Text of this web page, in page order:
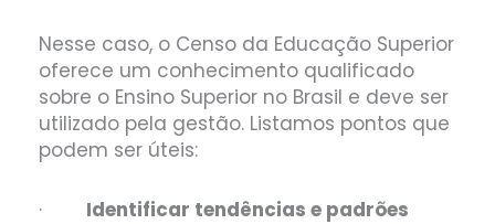
Nesse caso, o Censo da Educação Superior
oferece um conhecimento qualificado
sobre o Ensino Superior no Brasil e deve ser
utilizado pela gestão. Listamos pontos que
podem ser úteis:
· Identificar tendências e padrões